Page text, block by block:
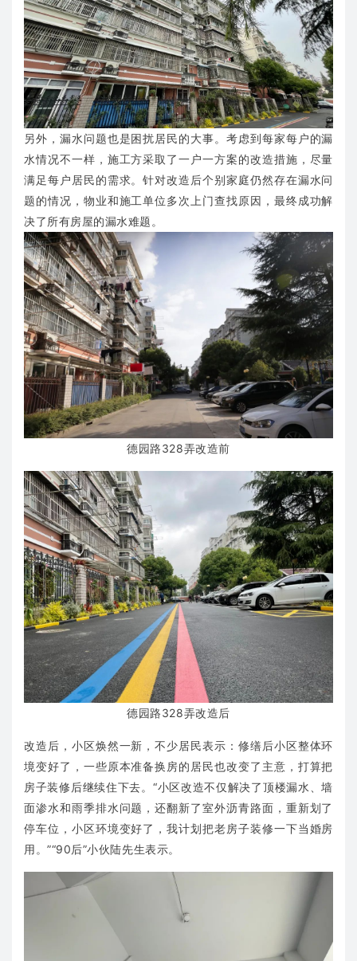
另外，漏水问题也是困扰居民的大事。考虑到每家每户的漏
水情况不一样，施工方采取了一户一方案的改造措施，尽量
满足每户居民的需求。针对改造后个别家庭仍然存在漏水问
题的情况，物业和施工单位多次上门查找原因，最终成功解
决了所有房屋的漏水难题。
德园路328弄改造前
德园路328弄改造后
改造后，小区焕然一新，不少居民表示：修缮后小区整体环
境变好了，一些原本准备换房的居民也改变了主意，打算把
房子装修后继续住下去。“小区改造不仅解决了顶楼漏水、墙
面渗水和雨季排水问题，还翻新了室外沥青路面，重新划了
停车位，小区环境变好了，我计划把老房子装修一下当婚房
用。”“90后”小伙陆先生表示。